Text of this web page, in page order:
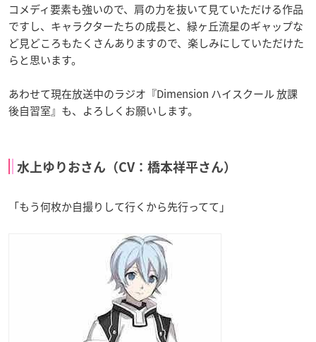
コメディ要素も強いので、肩の力を抜いて見ていただける作品
ですし、キャラクターたちの成長と、緑ヶ丘流星のギャップな
ど見どころもたくさんありますので、楽しみにしていただけた
らと思います。
あわせて現在放送中のラジオ『Dimension ハイスクール 放課
後自習室』も、よろしくお願いします。
水上ゆりおさん（CV：橋本祥平さん）
「もう何枚か自撮りして行くから先行ってて」